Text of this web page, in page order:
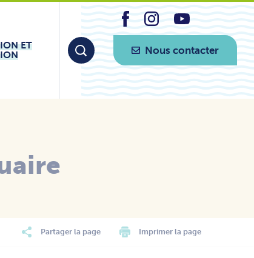
ET
Nous contacter
Partager la page Imprimer la page